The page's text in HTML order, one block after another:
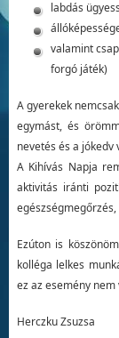
labdás
valamint
forgó játék)
A gyerekek
egymást, és
nevetés és a
A Kihívás Napja
aktivitás iránti
Ezúton is
kolléga lelkes
ez az esemény
Herczku Zsuzsa